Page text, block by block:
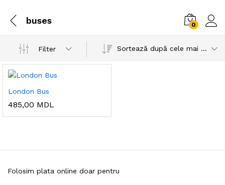
buses 0
Filter Sortează după cele mai recente
London Bus
485,00 MDL
Folosim plata online doar pentru